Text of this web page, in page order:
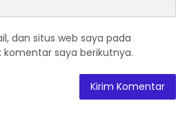
dan situs web saya pada
saya berikutnya.